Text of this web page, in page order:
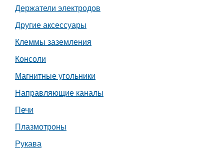
Погода
Еще
Держатели электродов
Другие аксессуары
Клеммы заземления
Консоли
Магнитные угольники
Направляющие каналы
Печи
Плазмотроны
Рукава